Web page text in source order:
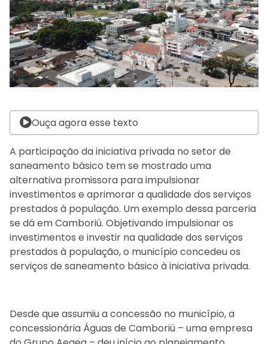
Ouça agora esse texto
A participação da iniciativa privada no setor de
saneamento básico tem se mostrado uma
alternativa promissora para impulsionar
investimentos e aprimorar a qualidade dos serviços
prestados à população. Um exemplo dessa parceria
se dá em Camboriú. Objetivando impulsionar os
investimentos e investir na qualidade dos serviços
prestados à população, o município concedeu os
serviços de saneamento básico à iniciativa privada.
Desde que assumiu a concessão no município, a
concessionária Águas de Camboriú – uma empresa